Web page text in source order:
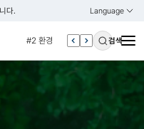
다. Language
열기
KOREAN
ENGLISH
#2 환경
#3 vnr
#5 esg
검색